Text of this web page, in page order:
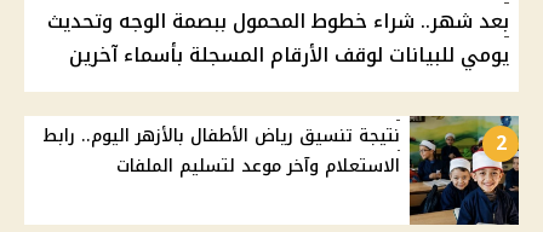
بعد شهر.. شراء خطوط المحمول ببصمة الوجه وتحديث
يومي للبيانات لوقف الأرقام المسجلة بأسماء آخرين
2
نتيجة تنسيق رياض الأطفال بالأزهر اليوم.. رابط
الاستعلام وآخر موعد لتسليم الملفات